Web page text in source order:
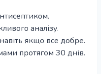
аналізу.
якщо все добре.
протягом 30 днів.